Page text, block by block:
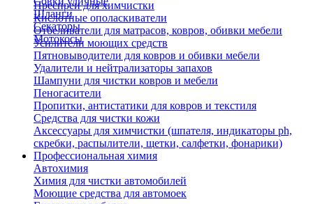
Шланги
Секаторы
Мотокосы
Преспреи для химчистки
Кислотные ополаскиватели
Отбеливатели для матрасов, ковров, обивки мебели
Усилители моющих средств
Пятновыводители для ковров и обивки мебели
Удалители и нейтрализаторы запахов
Шампуни для чистки ковров и мебели
Пеногасители
Пропитки, антистатики для ковров и текстиля
Средства для чистки кожи
Аксессуары для химчистки (шпателя, индикаторы ph,
скребки, распылители, щетки, салфетки, фонарики)
Профессиональная химия
Автохимия
Химия для чистки автомобилей
Моющие средства для автомоек